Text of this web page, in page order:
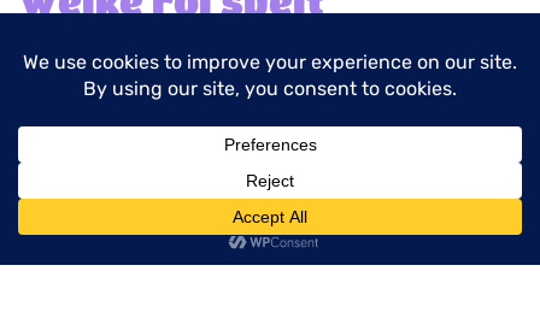
menu
mycelium bij
koolstofopslag?
Mycelium speelt een cruciale rol in de wereldwijde
Het kan tot 70% van de koolstof in de bodem